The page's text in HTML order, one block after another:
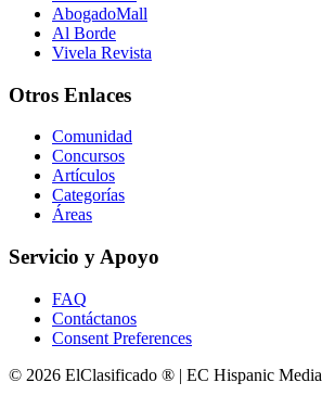
AbogadoMall
Al Borde
Vivela Revista
Otros Enlaces
Comunidad
Concursos
Artículos
Categorías
Áreas
Servicio y Apoyo
FAQ
Contáctanos
Consent Preferences
© 2026 ElClasificado ® | EC Hispanic Media